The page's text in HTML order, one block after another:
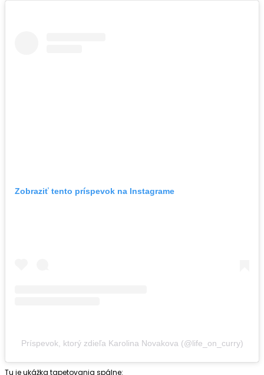
Zobraziť tento príspevok na Instagrame
Príspevok, ktorý zdieľa Karolina Novakova (@life_on_curry)
Tu je ukážka tapetovania spálne: